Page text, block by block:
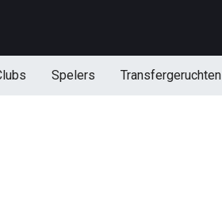
Spelers Transfergeruchten